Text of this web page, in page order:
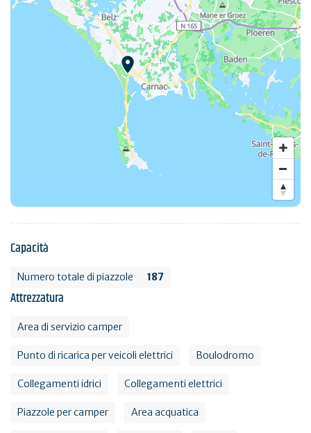
Capacità
Numero totale di piazzole 187
Attrezzatura
Area di servizio camper
Punto di ricarica per veicoli elettrici Boulodromo
Collegamenti idrici Collegamenti elettrici
Piazzole per camper Area acquatica